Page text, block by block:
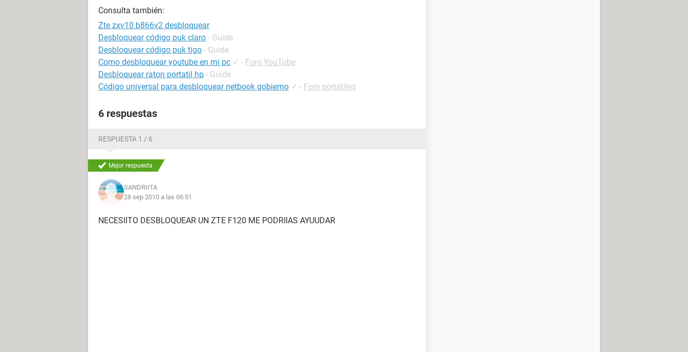
Consulta también:
Zte zxv10 b866v2 desbloquear
Desbloquear código puk claro - Guide
Desbloquear código puk tigo - Guide
Como desbloquear youtube en mi pc ✓ - Foro YouTube
Desbloquear raton portatil hp - Guide
Código universal para desbloquear netbook gobierno ✓ - Foro portátiles
6 respuestas
RESPUESTA 1 / 6
Mejor respuesta
SANDRIITA
28 sep 2010 a las 06:51
NECESIITO DESBLOQUEAR UN ZTE F120 ME PODRIIAS AYUUDAR